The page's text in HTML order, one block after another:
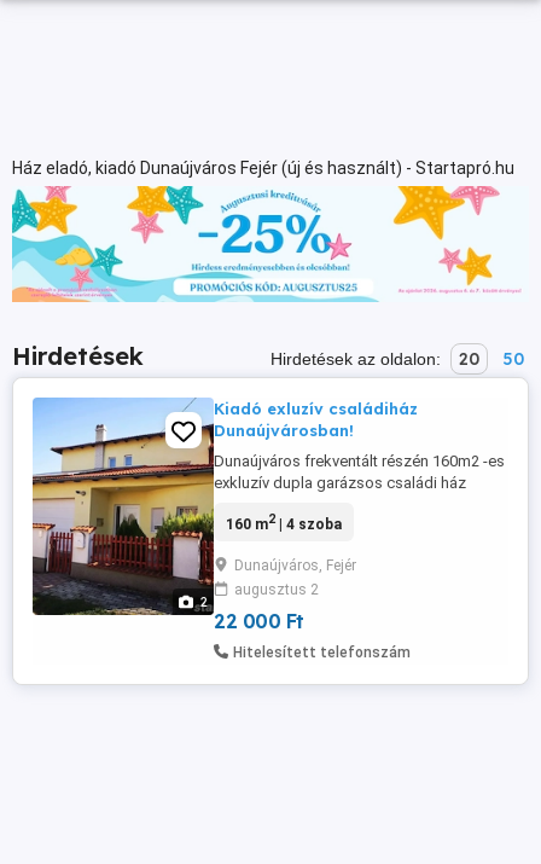
Ház eladó, kiadó Dunaújváros Fejér (új és használt) - Startapró.hu
Hirdetések Hirdetések az oldalon: 20 50
2
Kiadó exluzív családiház
Dunaújvárosban!
Dunaújváros frekventált részén 160m2 -es
exkluzív dupla garázsos családi ház
amerikai konyhás nappali, étkező, kamra,
dolgozó szoba, dupla garázs, és kert
kapcsolatos terasz van. Felső szinten,
három teljes méretű hálószoba( ...
160 m2| 4 szoba
Dunaújváros, Fejér
augusztus 2
22 000 Ft
Hitelesített telefonszám